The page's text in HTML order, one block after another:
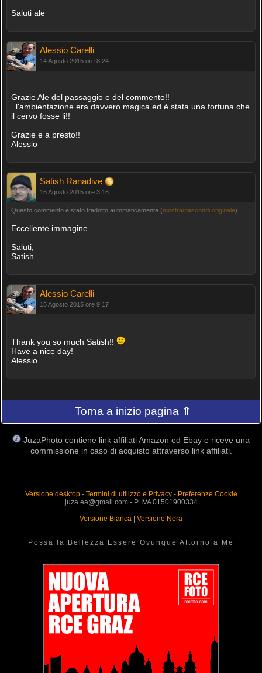
Saluti ale
Alessio Carelli
14 Agosto 2015 ore 8:24
Grazie Ale del passaggio e del commento!!
..l'ambientazione era davvero magica ed è stata una fortuna che
il cervo fosse li!!
Grazie e a presto!!
Alessio
Satish Ranadive
15 Agosto 2015 ore 3:16
Questo commento è stato tradotto automaticamente (mostra/nascondi originale)
Eccellente immagine.
Saluti,
Satish.
Alessio Carelli
15 Agosto 2015 ore 9:17
Thank you so much Satish!!
Have a nice day!
Alessio
Torna a inizio pagina ⇑
JuzaPhoto contiene link affiliati Amazon ed Ebay e riceve una
commissione in caso di acquisto attraverso link affiliati.
Versione desktop- Termini di utilizzo e Privacy- Preferenze Cookie
juza.ea@gmail.com - P. IVA 01501900334
Versione Bianca
Versione Nera
Possa la Bellezza Essere Ovunque Attorno a Me